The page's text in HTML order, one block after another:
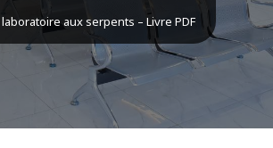
laboratoire aux serpents – Livre PDF